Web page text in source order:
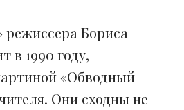
Бориса
в 1990 году,
«Обводный
Они сходны не